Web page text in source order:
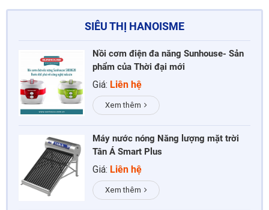
SIÊU THỊ HANOISME
Nồi cơm điện đa năng Sunhouse- Sản
phẩm của Thời đại mới
Giá: Liên hệ
Xem thêm
Máy nước nóng Năng lượng mặt trời
Tân Á Smart Plus
Giá: Liên hệ
Xem thêm